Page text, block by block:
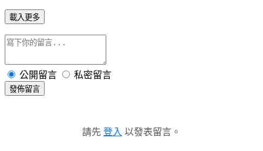
載入更多
公開留言 私密留言
發佈留言
請先 登入 以發表留言。